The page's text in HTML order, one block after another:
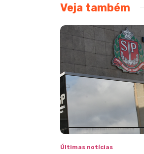
Veja também
Últimas notícias